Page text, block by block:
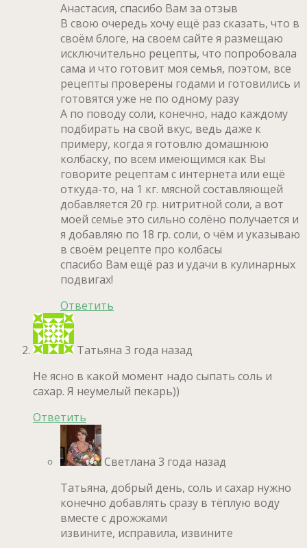
Анастасия, спасибо Вам за отзыв
В свою очередь хочу ещё раз сказать, что в
своём блоге, на своем сайте я размещаю
исключительно рецепты, что попробовала
сама и что готовит моя семья, поэтом, все
рецепты проверены годами и готовились и
готовятся уже не по одному разу
А по поводу соли, конечно, надо каждому
подбирать на свой вкус, ведь даже к
примеру, когда я готовлю домашнюю
колбаску, по всем имеющимся как Вы
говорите рецептам с интернета или ещё
откуда-то, на 1 кг. мясной составляющей
добавляется 20 гр. нитритной соли, а вот
моей семье это сильно солёно получается и
я добавляю по 18 гр. соли, о чём и указываю
в своём рецепте про колбасы
спасибо Вам ещё раз и удачи в кулинарных
подвигах!
Ответить
Татьяна 3 года назад
Не ясно в какой момент надо сыпать соль и
сахар. Я неумелый пекарь))
Ответить
Светлана 3 года назад
Татьяна, добрый день, соль и сахар нужно
конечно добавлять сразу в тёплую воду
вместе с дрожжами
извините, исправила, извините